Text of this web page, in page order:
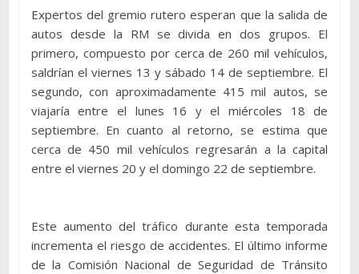
Expertos del gremio rutero esperan que la salida de
autos desde la RM se divida en dos grupos. El
primero, compuesto por cerca de 260 mil vehículos,
saldrían el viernes 13 y sábado 14 de septiembre. El
segundo, con aproximadamente 415 mil autos, se
viajaría entre el lunes 16 y el miércoles 18 de
septiembre. En cuanto al retorno, se estima que
cerca de 450 mil vehículos regresarán a la capital
entre el viernes 20 y el domingo 22 de septiembre.
Este aumento del tráfico durante esta temporada
incrementa el riesgo de accidentes. El último informe
de la Comisión Nacional de Seguridad de Tránsito